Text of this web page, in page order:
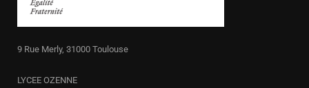
9 Rue Merly, 31000 Toulouse
LYCEE OZENNE